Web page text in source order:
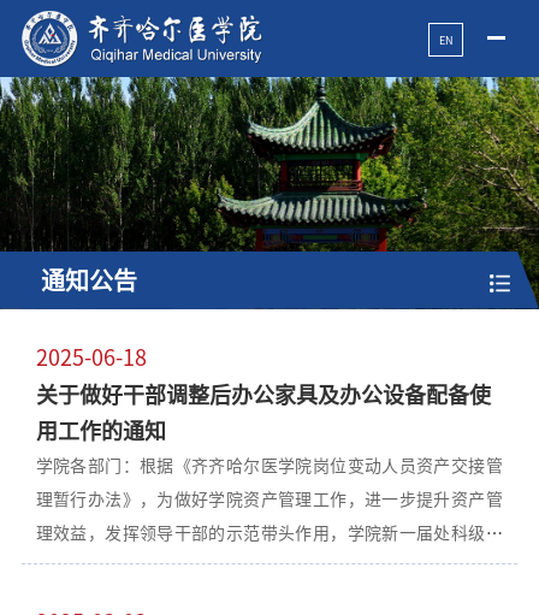
EN
通知公告
2025-06-18
关于做好干部调整后办公家具及办公设备配备使
用工作的通知
学院各部门：根据《齐齐哈尔医学院岗位变动人员资产交接管
理暂行办法》，为做好学院资产管理工作，进一步提升资产管
理效益，发挥领导干部的示范带头作用，学院新一届处科级干
部调整后，对干部的办公家具及办公设备的配备使用作如下要